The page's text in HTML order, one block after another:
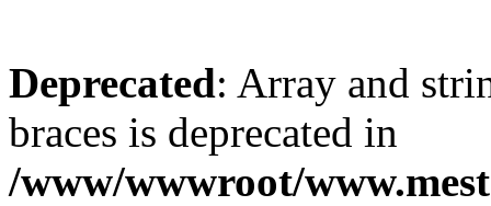
Deprecated: Array and
braces is deprecated in
/www/wwwroot/